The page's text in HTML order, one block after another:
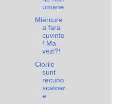
umane
Miercure
a fara
cuvinte
! Ma
vezi?!
Ciorile
sunt
recuno
scatoar
e